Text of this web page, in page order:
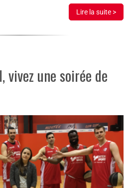
Lire la suite >
vivez une soirée de